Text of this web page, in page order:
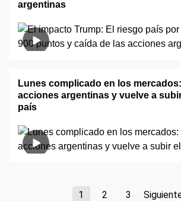
argentinas
Lunes complicado en los
acciones argentinas y vuelve a
país
1 2 3